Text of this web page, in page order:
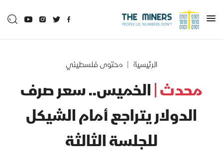
الرئيسية محتوى فلسطيني
محدث |الخميس.. سعر صرف
الدولار يتراجع أمام الشيكل
للجلسة الثالثة